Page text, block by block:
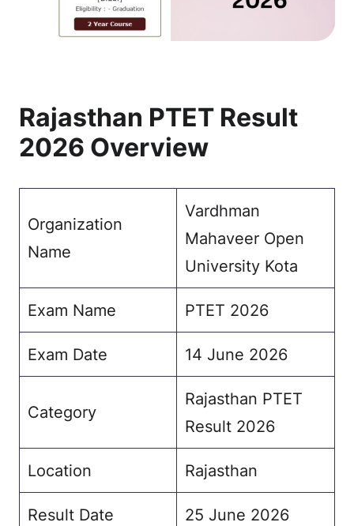
Rajasthan PTET Result
2026 Overview
Organization
Name
Vardhman
Mahaveer Open
University Kota
Exam Name PTET 2026
Exam Date 14 June 2026
Category
Rajasthan PTET
Result 2026
Location Rajasthan
Result Date 25 June 2026